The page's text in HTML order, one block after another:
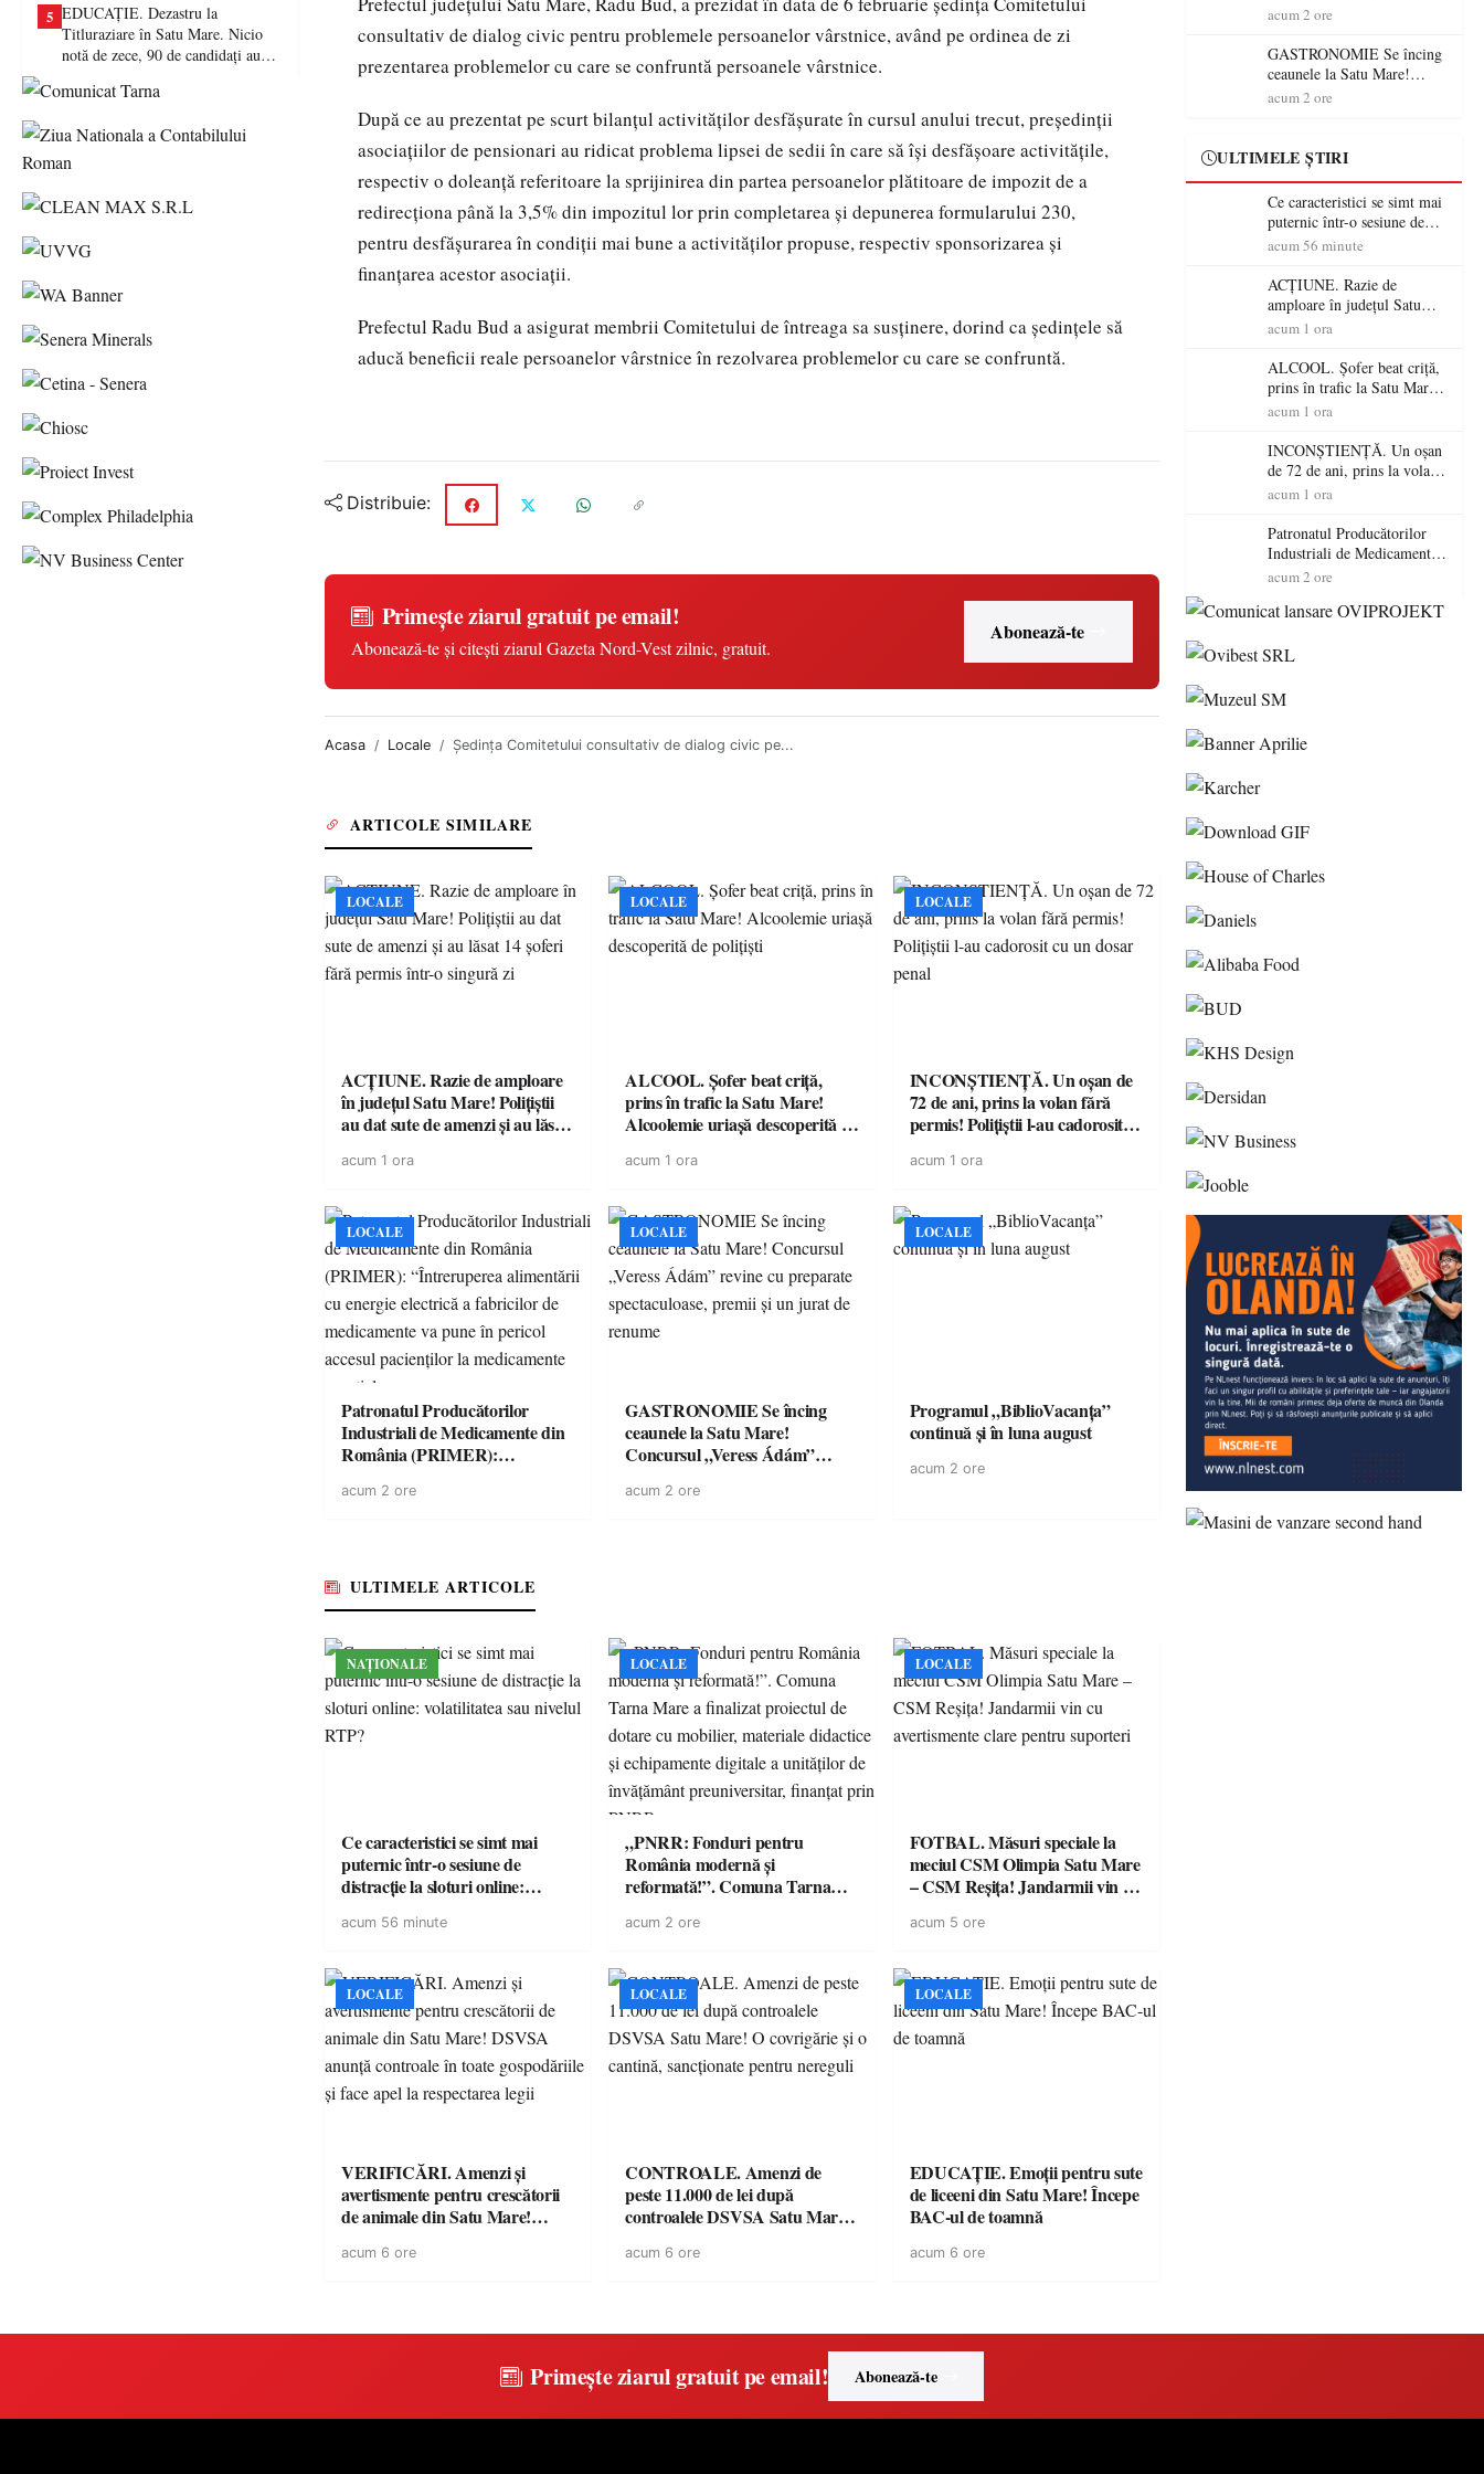
5 EDUCAȚIE. Dezastru la
Titluraziare în Satu Mare. Nicio
notă de zece, 90 de candidați au
consultativ de dialog civic pentru problemele persoanelor vârstnice, având pe ordinea de zi
prezentarea problemelor cu care se confruntă persoanele vârstnice.
După ce au prezentat pe scurt bilanțul activităților desfășurate în cursul anului trecut, președinții
asociațiilor de pensionari au ridicat problema lipsei de sedii în care să își desfășoare activitățile,
respectiv o doleanță referitoare la sprijinirea din partea persoanelor plătitoare de impozit de a
redirecționa până la 3,5% din impozitul lor prin completarea și depunerea formularului 230,
pentru desfășurarea în condiții mai bune a activităților propuse, respectiv sponsorizarea și
finanțarea acestor asociații.
Prefectul Radu Bud a asigurat membrii Comitetului de întreaga sa susținere, dorind ca ședințele să
aducă beneficii reale persoanelor vârstnice în rezolvarea problemelor cu care se confruntă.
Distribuie:
Primește ziarul gratuit pe email!
Abonează-te și citești ziarul Gazeta Nord-Vest zilnic, gratuit.
Abonează-te
Acasa Locale Ședința Comitetului consultativ de dialog civic pe...
ARTICOLE SIMILARE
LOCALE
ACȚIUNE. Razie de amploare
în județul Satu Mare! Polițiștii
au dat sute de amenzi și au lăsat
singură zi
acum 1 ora
LOCALE
ALCOOL. Șofer beat criță,
prins în trafic la Satu Mare!
Alcoolemie uriașă descoperită de
acum 1 ora
LOCALE
INCONȘTIENȚĂ. Un oșan de
72 de ani, prins la volan fără
permis! Polițiștii l-au cadorosit
acum 1 ora
LOCALE
Patronatul Producătorilor
Industriali de Medicamente din
România (PRIMER):
energie electrică a fabricilor de
acum 2 ore
LOCALE
GASTRONOMIE Se încing
ceaunele la Satu Mare!
Concursul „Veress Ádám”
spectaculoase, premii și un jurat
acum 2 ore
LOCALE
Programul „BiblioVacanța”
continuă și în luna august
acum 2 ore
ULTIMELE ARTICOLE
NAȚIONALE
Ce caracteristici se simt mai
puternic într-o sesiune de
distracție la sloturi online:
acum 56 minute
LOCALE
„PNRR: Fonduri pentru
România modernă și
reformată!”. Comuna Tarna
dotare cu mobilier, materiale
a unităților de învățământ
preuniversitar, finanțat prin
PNRR
acum 2 ore
LOCALE
FOTBAL. Măsuri speciale la
meciul CSM Olimpia Satu Mare
– CSM Reșița! Jandarmii vin cu
suporteri
acum 5 ore
LOCALE
VERIFICĂRI. Amenzi și
avertismente pentru crescătorii
de animale din Satu Mare!
toate gospodăriile și face apel la
acum 6 ore
LOCALE
CONTROALE. Amenzi de
peste 11.000 de lei după
controalele DSVSA Satu Mare!
sancționate pentru nereguli
acum 6 ore
LOCALE
EDUCAȚIE. Emoții pentru sute
de liceeni din Satu Mare! Începe
BAC-ul de toamnă
acum 6 ore
din România (PRIMER):
energie electrică a fabricilor
de medicamente va pune în
pericol accesul pacienților la
medicamente esențiale
acum 2 ore
GASTRONOMIE Se încing
ceaunele la Satu Mare!
Concursul „Veress Ádám”
jurat de renume
acum 2 ore
ULTIMELE ȘTIRI
Ce caracteristici se simt mai
puternic într-o sesiune de
distracție la sloturi online:
RTP?
acum 56 minute
ACȚIUNE. Razie de
amploare în județul Satu
Mare! Polițiștii au dat sute
șoferi fără permis într-o
singură zi
acum 1 ora
ALCOOL. Șofer beat criță,
prins în trafic la Satu Mare!
Alcoolemie uriașă
acum 1 ora
INCONȘTIENȚĂ. Un oșan
de 72 de ani, prins la volan
fără permis! Polițiștii l-au
acum 1 ora
Patronatul Producătorilor
Industriali de Medicamente
din România (PRIMER):
energie electrică a fabricilor
pericol accesul pacienților la
acum 2 ore
Primește ziarul gratuit pe email! Abonează-te